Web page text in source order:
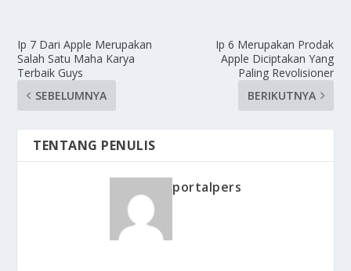
Ip 7 Dari Apple Merupakan
Salah Satu Maha Karya
Terbaik Guys
SEBELUMNYA
Ip 6 Merupakan Prodak
Apple Diciptakan Yang
Paling Revolisioner
BERIKUTNYA
TENTANG PENULIS
portalpers